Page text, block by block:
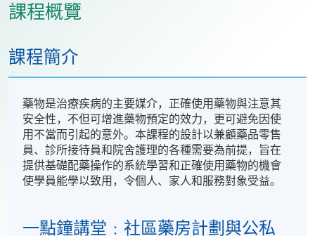
課程概覽
課程簡介
藥物是治療疾病的主要媒介，正確使用藥物與注意其
安全性，不但可增進藥物預定的效力，更可避免因使
用不當而引起的意外。本課程的設計以兼顧藥品零售
員、診所接待員和院舍護理的各種需要為前提，旨在
提供基礎配藥操作的系統學習和正確使用藥物的機會
使學員能學以致用，令個人、家人和服務對象受益。
一點鐘講堂﹕社區藥房計劃與公私